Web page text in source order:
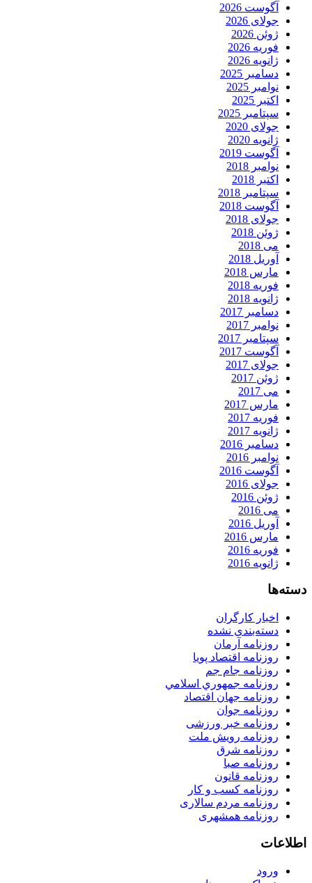
آگوست 2026
جولای 2026
ژوئن 2026
فوریه 2026
ژانویه 2026
دسامبر 2025
نوامبر 2025
اکتبر 2025
سپتامبر 2025
جولای 2020
ژانویه 2020
آگوست 2019
نوامبر 2018
اکتبر 2018
سپتامبر 2018
آگوست 2018
جولای 2018
ژوئن 2018
می 2018
آوریل 2018
مارس 2018
فوریه 2018
ژانویه 2018
دسامبر 2017
نوامبر 2017
سپتامبر 2017
آگوست 2017
جولای 2017
ژوئن 2017
می 2017
مارس 2017
فوریه 2017
ژانویه 2017
دسامبر 2016
نوامبر 2016
آگوست 2016
جولای 2016
ژوئن 2016
می 2016
آوریل 2016
مارس 2016
فوریه 2016
ژانویه 2016
دسته‌ها
اخبار کارگران
دسته‌بندی نشده
روزنامه آرمان
روزنامه اقتصاد پویا
روزنامه جام جم
روزنامه جمهوري اسلامي
روزنامه جهان اقتصاد
روزنامه جوان
روزنامه خبر ورزشى
روزنامه رویش ملت
روزنامه شرق
روزنامه صبا
روزنامه قانون
روزنامه كسب و كار
روزنامه مردم سالاری
روزنامه همشهری
اطلاعات
ورود